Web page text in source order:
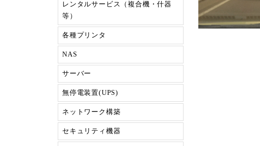
レンタルサービス（複合機・什器
等）
各種プリンタ
NAS
サーバー
無停電装置(UPS)
ネットワーク構築
セキュリティ機器